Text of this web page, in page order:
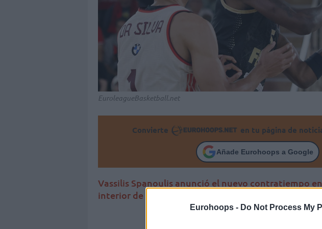
Eurohoops - Do Not Process My
EuroleagueBasketball.net
Convierte en tu página de
Añade Eurohoops a Google
Vassilis Spanoulis anunció el nuevo contratiempo
interior de 25 años no seguirá en la disciplina